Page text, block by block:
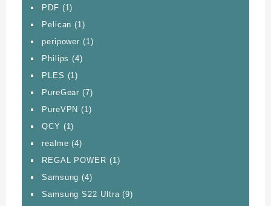
PDF (1)
Pelican (1)
peripower (1)
Philips (4)
PLES (1)
PureGear (7)
PureVPN (1)
QCY (1)
realme (4)
REGAL POWER (1)
Samsung (4)
Samsung S22 Ultra(9)